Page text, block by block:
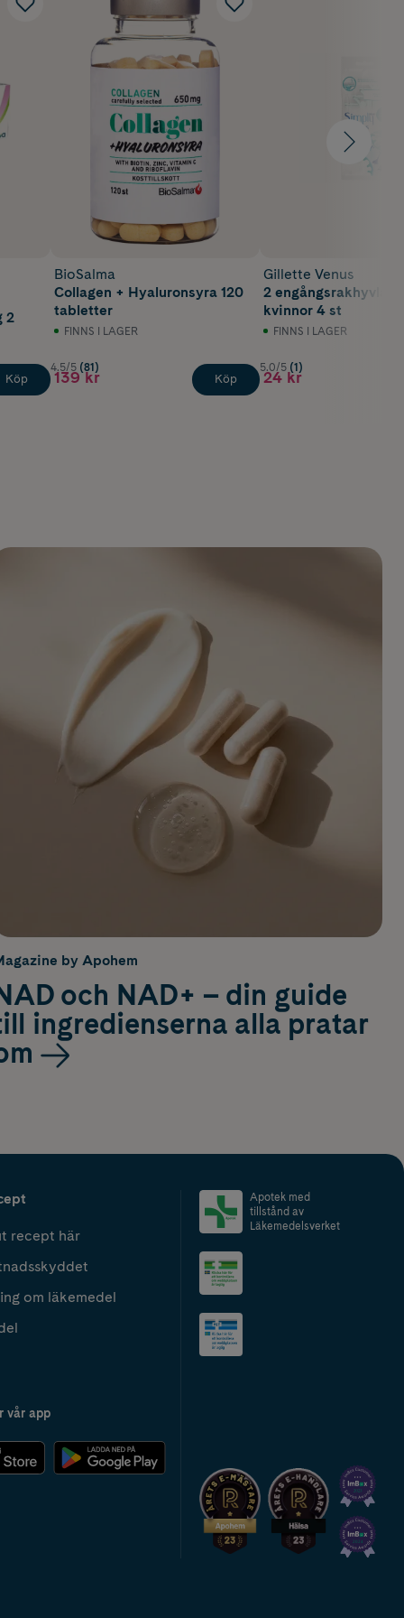
2
Köp
BioSalma
Collagen + Hyaluronsyra 120
tabletter
FINNS I LAGER
4.5/5 (81)
139 kr Köp
Gillette Venus
2 engångsrakhyvlar
kvinnor 4 st
FINNS I LAGER
5.0/5 (1)
24 kr
by Apohem
och NAD+ – din guide
ingredienserna alla pratar
recept här
om läkemedel
vår app
Apotek med
tillstånd av
Läkemedelsverket
2024